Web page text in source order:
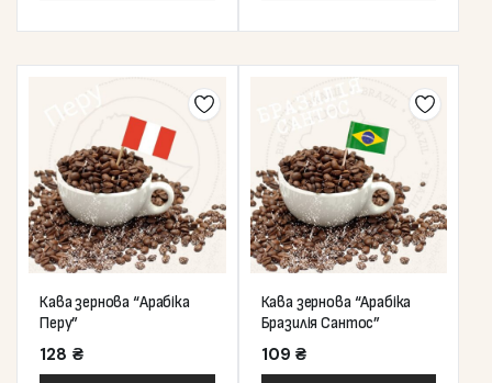
Кава зернова “Арабіка
Перу”
128 ₴
Кава зернова “Арабіка
Бразилія Сантос”
109₴